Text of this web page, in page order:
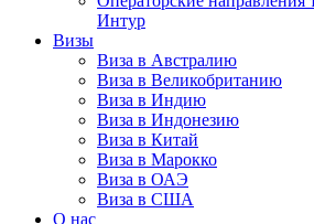
Интур
Визы
Виза в Австралию
Виза в Великобританию
Виза в Индию
Виза в Индонезию
Виза в Китай
Виза в Марокко
Виза в ОАЭ
Виза в США
О нас